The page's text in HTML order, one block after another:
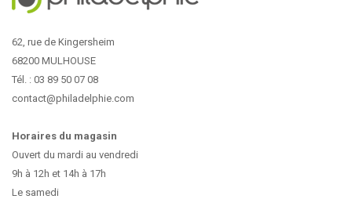
62, rue de Kingersheim
68200 MULHOUSE
Tél. : 03 89 50 07 08
contact@philadelphie.com
Horaires du magasin
Ouvert du mardi au vendredi
9h à 12h et 14h à 17h
Le samedi